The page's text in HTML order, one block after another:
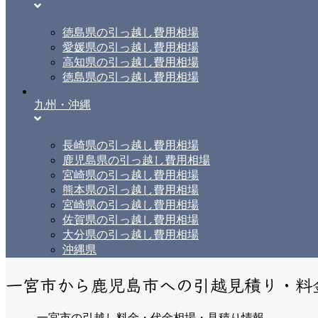
徳島県の引っ越し費用相場
愛媛県の引っ越し費用相場
高知県の引っ越し費用相場
徳島県の引っ越し費用相場
九州・沖縄
長崎県の引っ越し費用相場
鹿児島県の引っ越し費用相場
宮崎県の引っ越し費用相場
熊本県の引っ越し費用相場
宮崎県の引っ越し費用相場
佐賀県の引っ越し費用相場
大分県の引っ越し費用相場
沖縄県
一宮市から鹿児島市への引越見積り・料